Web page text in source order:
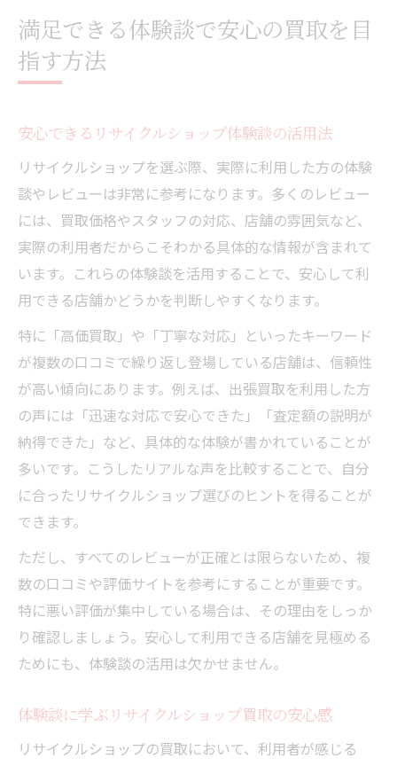
満足できる体験談で安心の買取を目
指す方法
安心できるリサイクルショップ体験談の活用法
リサイクルショップを選ぶ際、実際に利用した方の体験
談やレビューは非常に参考になります。多くのレビュー
には、買取価格やスタッフの対応、店舗の雰囲気など、
実際の利用者だからこそわかる具体的な情報が含まれて
います。これらの体験談を活用することで、安心して利
用できる店舗かどうかを判断しやすくなります。
特に「高価買取」や「丁寧な対応」といったキーワード
が複数の口コミで繰り返し登場している店舗は、信頼性
が高い傾向にあります。例えば、出張買取を利用した方
の声には「迅速な対応で安心できた」「査定額の説明が
納得できた」など、具体的な体験が書かれていることが
多いです。こうしたリアルな声を比較することで、自分
に合ったリサイクルショップ選びのヒントを得ることが
できます。
ただし、すべてのレビューが正確とは限らないため、複
数の口コミや評価サイトを参考にすることが重要です。
特に悪い評価が集中している場合は、その理由をしっか
り確認しましょう。安心して利用できる店舗を見極める
ためにも、体験談の活用は欠かせません。
体験談に学ぶリサイクルショップ買取の安心感
リサイクルショップの買取において、利用者が感じる